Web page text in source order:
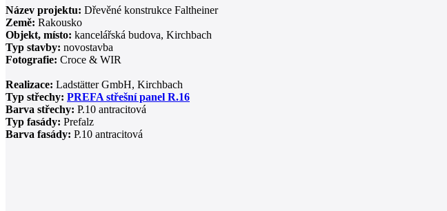
Název projektu: Dřevěné konstrukce Faltheiner
Země: Rakousko
Objekt, místo: kancelářská budova, Kirchbach
Typ stavby: novostavba
Fotografie: Croce & WIR
Realizace: Ladstätter GmbH, Kirchbach
Typ střechy: PREFA střešní panel R.16
Barva střechy: P.10 antracitová
Typ fasády: Prefalz
Barva fasády: P.10 antracitová